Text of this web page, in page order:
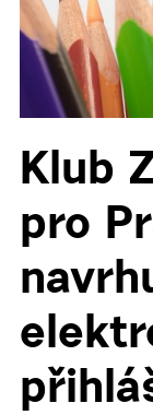
Klub
pro